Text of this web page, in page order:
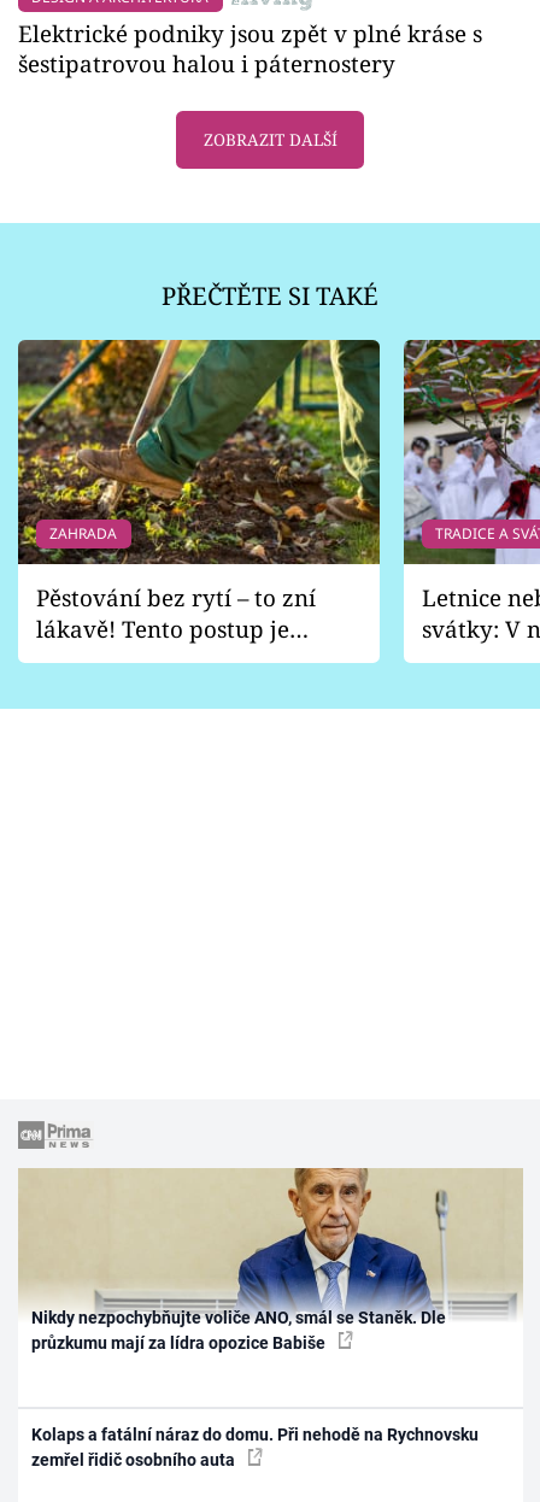
Elektrické podniky jsou zpět v plné kráse s
šestipatrovou halou i páternostery
ZOBRAZIT DALŠÍ
PŘEČTĚTE SI TAKÉ
ZAHRADA
Pěstování bez rytí – to zní
lákavě! Tento postup je
vhodný jen pro některé
TRADICE A
Letnice
svátky: V
pondělí
Nikdy nezpochybňujte voliče ANO, smál se Staněk. Dle
průzkumu mají za lídra opozice Babiše
Kolaps a fatální náraz do domu. Při nehodě na Rychnovsku
zemřel řidič osobního auta